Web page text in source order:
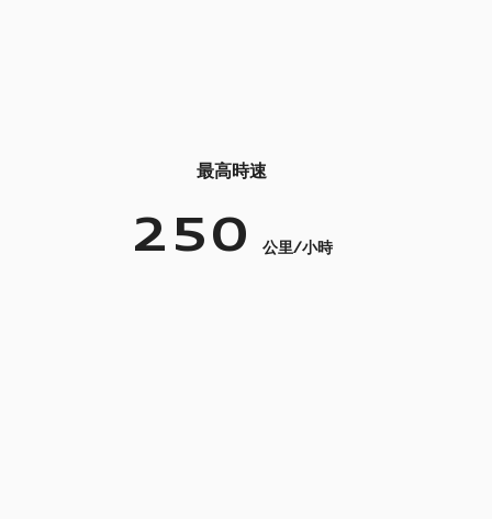
最高時速
250 公里/小時